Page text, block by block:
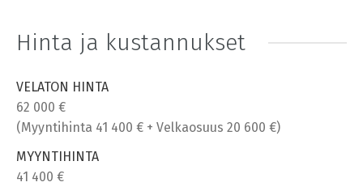
Hinta ja kustannukset
VELATON HINTA
62 000 €
(Myyntihinta 41 400 € + Velkaosuus 20 600 €)
MYYNTIHINTA
41 400 €